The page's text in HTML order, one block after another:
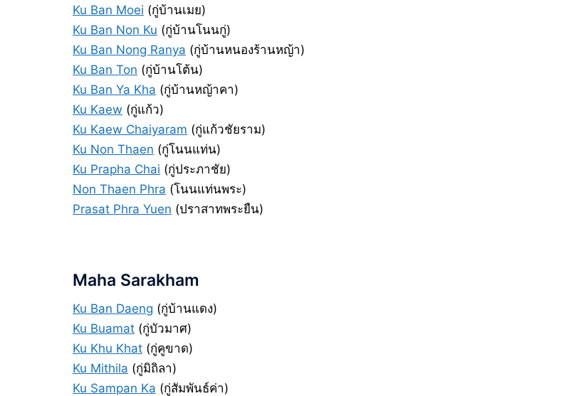
Ku Ban Moei (กู่บ้านเมย)
Ku Ban Non Ku (กู่บ้านโนนกู่)
Ku Ban Nong Ranya (กู่บ้านหนองร้านหญ้า)
Ku Ban Ton (กู่บ้านโต้น)
Ku Ban Ya Kha (กู่บ้านหญ้าคา)
Ku Kaew (กู่แก้ว)
Ku Kaew Chaiyaram (กู่แก้วชัยราม)
Ku Non Thaen (กู่โนนแท่น)
Ku Prapha Chai (กู่ประภาชัย)
Non Thaen Phra (โนนแท่นพระ)
Prasat Phra Yuen (ปราสาทพระยืน)
Maha Sarakham
Ku Ban Daeng (กู่บ้านแดง)
Ku Buamat (กู่บัวมาศ)
Ku Khu Khat (กู่คูขาด)
Ku Mithila (กู่มิถิลา)
Ku Sampan Ka (กู่สัมพันธ์ค่า)